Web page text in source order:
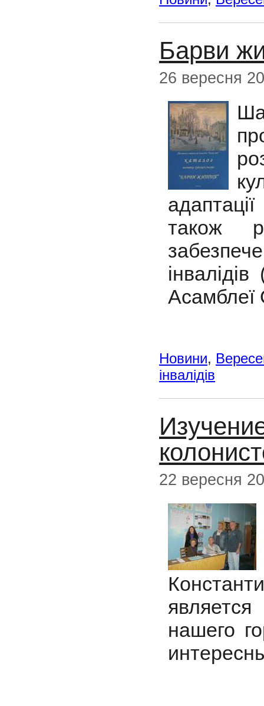
Барви
26 вересня
також
Асамблеї
Новини,
інвалідів
22 вересня
нашего